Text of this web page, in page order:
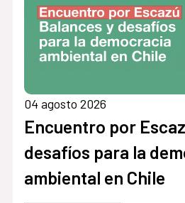
04 agosto 2026
Encuentro por
desafíos para la
ambiental en Chile